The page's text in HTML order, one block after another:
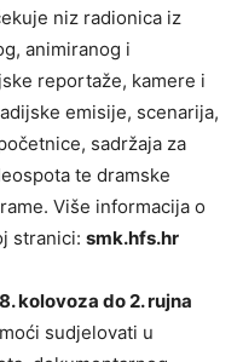
niz radionica iz
animiranog i
reportaže, kamere i
emisije, scenarija,
sadržaja za
te dramske
Više informacija o
stranici: smk.hfs.hr
kolovoza do 2. rujna
sudjelovati u